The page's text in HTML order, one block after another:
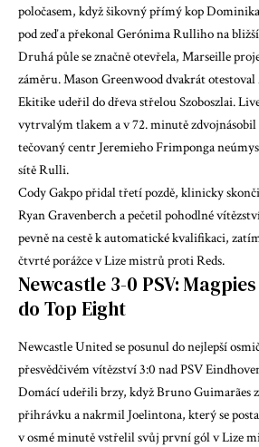
poločasem, když šikovný přímý kop
pod zeď a překonal Gerónima Rulliho na
Druhá půle se značně otevřela, Marseille
záměru. Mason Greenwood dvakrát
Ekitike udeřil do dřeva střelou Szoboszlai.
vytrvalým tlakem a v 72. minutě zdvojnásobil
tečovaný centr Jeremieho Frimponga
sítě Rulli.
Cody Gakpo přidal třetí pozdě, klinicky
Ryan Gravenberch a pečetil pohodlné
pevně na cestě k automatické kvalifikaci,
čtvrté porážce v Lize mistrů proti Reds.
Newcastle 3-0 PSV:
do Top Eight
Newcastle United se posunul do nejlepší
přesvědčivém vítězství 3:0 nad PSV
Domácí udeřili brzy, když Bruno Guimarães
přihrávku a nakrmil Joelintona, který se
v osmé minutě vstřelil svůj první gól v Lize